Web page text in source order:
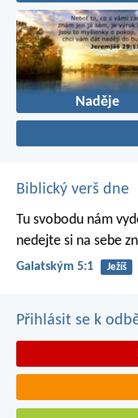
Naděje
Biblický verš dne
Tu svobodu nám
nedejte si na sebe
Galatským 5:1 Ježíš
Přihlásit se k